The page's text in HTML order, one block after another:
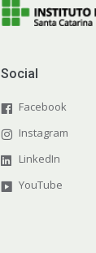
Social
Facebook
Instagram
LinkedIn
YouTube